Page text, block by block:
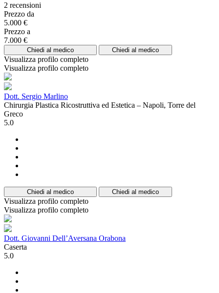
2 recensioni
Prezzo da
5.000 €
Prezzo a
7.000 €
Chiedi al medico Chiedi al medico
Visualizza profilo completo
Visualizza profilo completo
Dott. Sergio Marlino
Chirurgia Plastica Ricostruttiva ed Estetica – Napoli, Torre del
Greco
5.0
Chiedi al medico Chiedi al medico
Visualizza profilo completo
Visualizza profilo completo
Dott. Giovanni Dell’Aversana Orabona
Caserta
5.0